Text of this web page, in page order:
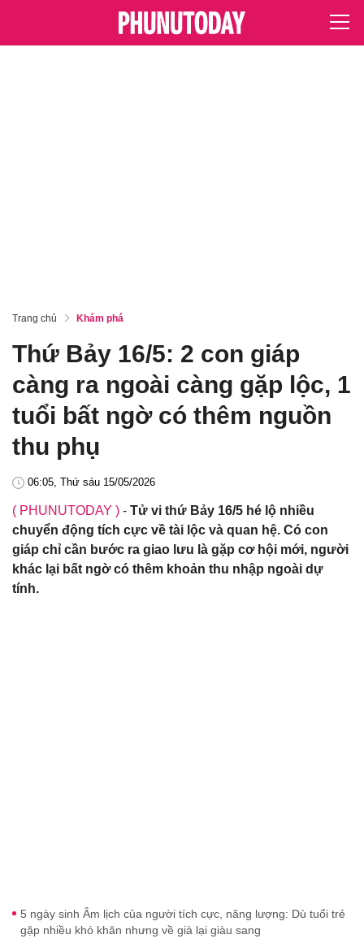
Trang chủ Khám phá
Thứ Bảy 16/5: 2 con giáp
càng ra ngoài càng gặp lộc, 1
tuổi bất ngờ có thêm nguồn
thu phụ
06:05, Thứ sáu 15/05/2026
( PHUNUTODAY ) - Tử vi thứ Bảy 16/5 hé lộ nhiều
chuyển động tích cực về tài lộc và quan hệ. Có con
giáp chỉ cần bước ra giao lưu là gặp cơ hội mới, người
khác lại bất ngờ có thêm khoản thu nhập ngoài dự
tính.
5 ngày sinh Âm lịch của người tích cực, năng lượng: Dù tuổi trẻ
gặp nhiều khó khăn nhưng về già lại giàu sang